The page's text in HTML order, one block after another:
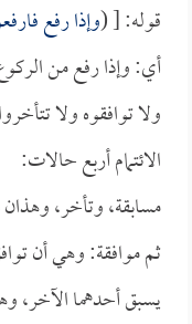
قوله: [ (وإذا رفع
أي: وإذا رفع من
ولا توافقوه ولا
الائتمام أربع حالات:
مسابقة، وتأخر، وهذان
ثم موافقة: وهي أن
يسبق أحدهما الآخر،